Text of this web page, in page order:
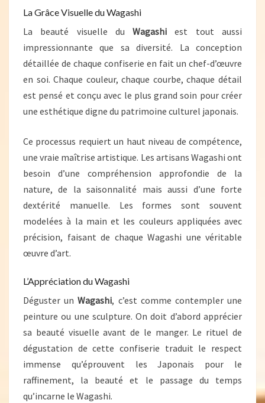
La Grâce Visuelle du Wagashi
La beauté visuelle duWagashi est tout aussi
impressionnante que sa diversité. La conception
détaillée de chaque confiserie en fait un chef-d’œuvre
en soi. Chaque couleur, chaque courbe, chaque détail
est pensé et conçu avec le plus grand soin pour créer
une esthétique digne du patrimoine culturel japonais.
Ce processus requiert un haut niveau de compétence,
une vraie maîtrise artistique. Les artisans Wagashi ont
besoin d’une compréhension approfondie de la
nature, de la saisonnalité mais aussi d’une forte
dextérité manuelle. Les formes sont souvent
modelées à la main et les couleurs appliquées avec
précision, faisant de chaque Wagashi une véritable
œuvre d’art.
L’Appréciation du Wagashi
Déguster unWagashi, c’est comme contempler une
peinture ou une sculpture. On doit d’abord apprécier
sa beauté visuelle avant de le manger. Le rituel de
dégustation de cette confiserie traduit le respect
immense qu’éprouvent les Japonais pour le
raffinement, la beauté et le passage du temps
qu’incarne le Wagashi.